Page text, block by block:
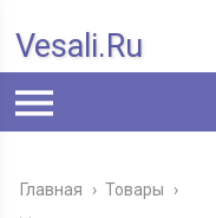
Vesali.ru
Главная › Товары ›